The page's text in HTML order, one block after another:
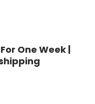
One Week |